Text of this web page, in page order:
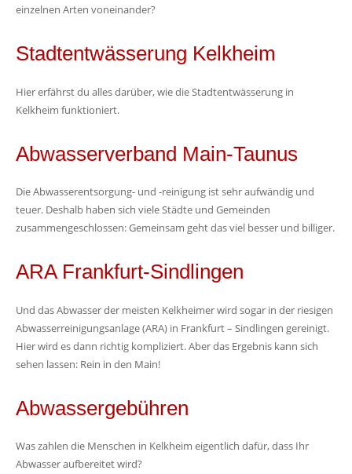
einzelnen Arten voneinander?
Stadtentwässerung Kelkheim
Hier erfährst du alles darüber, wie die Stadtentwässerung in
Kelkheim funktioniert.
Abwasserverband Main-Taunus
Die Abwasserentsorgung- und -reinigung ist sehr aufwändig und
teuer. Deshalb haben sich viele Städte und Gemeinden
zusammengeschlossen: Gemeinsam geht das viel besser und billiger.
ARA Frankfurt-Sindlingen
Und das Abwasser der meisten Kelkheimer wird sogar in der riesigen
Abwasserreinigungsanlage (ARA) in Frankfurt – Sindlingen gereinigt.
Hier wird es dann richtig kompliziert. Aber das Ergebnis kann sich
sehen lassen: Rein in den Main!
Abwassergebühren
Was zahlen die Menschen in Kelkheim eigentlich dafür, dass Ihr
Abwasser aufbereitet wird?